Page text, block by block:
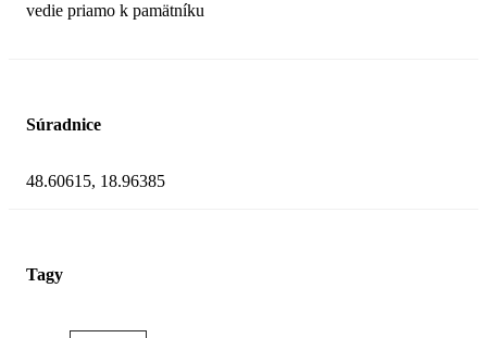
vedie priamo k pamätníku
Súradnice
48.60615, 18.96385
Tagy